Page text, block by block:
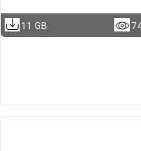
11 GB